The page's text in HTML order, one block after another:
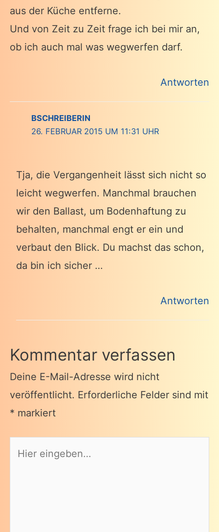
aus der Küche entferne.
Und von Zeit zu Zeit frage ich bei mir an,
ob ich auch mal was wegwerfen darf.
Antworten
BSCHREIBERIN
26. FEBRUAR 2015 UM 11:31 UHR
Tja, die Vergangenheit lässt sich nicht so
leicht wegwerfen. Manchmal brauchen
wir den Ballast, um Bodenhaftung zu
behalten, manchmal engt er ein und
verbaut den Blick. Du machst das schon,
da bin ich sicher …
Antworten
Kommentar verfassen
Deine E-Mail-Adresse wird nicht
veröffentlicht. Erforderliche Felder sind mit
* markiert
eingeben…